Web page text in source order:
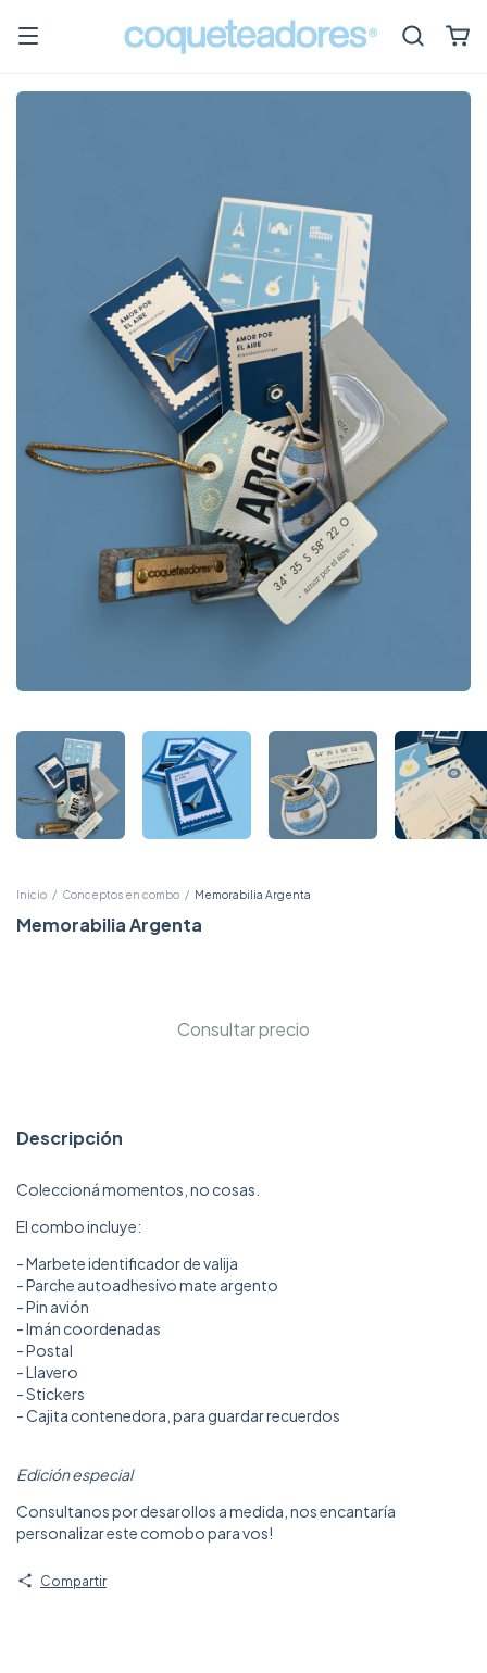
Inicio / Conceptos en combo / Memorabilia Argenta
Memorabilia Argenta
Descripción
Coleccioná momentos, no cosas.
El combo incluye:
- Marbete identificador de valija
- Parche autoadhesivo mate argento
- Pin avión
- Imán coordenadas
- Postal
- Llavero
- Stickers
- Cajita contenedora, para guardar recuerdos
Edición especial
Consultanos por desarollos a medida, nos encantaría
personalizar este comobo para vos!
Compartir